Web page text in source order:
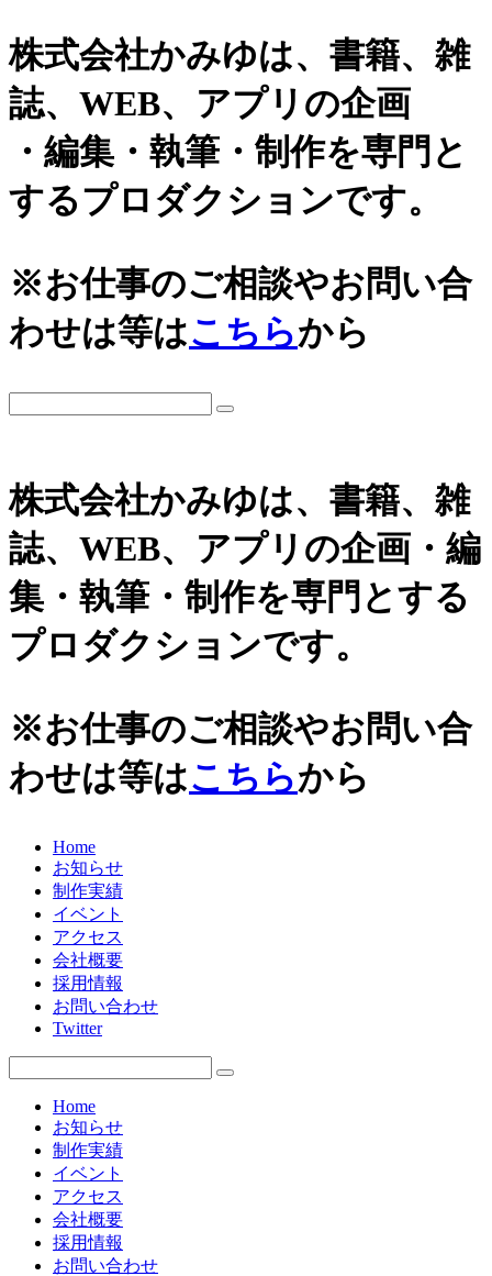
株式会社かみゆは、書籍、雑
誌、WEB、アプリの企画
・編集・執筆・制作を専門と
するプロダクションです。
※お仕事のご相談やお問い合
わせは等はこちらから
株式会社かみゆは、書籍、雑
誌、WEB、アプリの企画・編
集・執筆・制作を専門とする
プロダクションです。
※お仕事のご相談やお問い合
わせは等はこちらから
Home
お知らせ
制作実績
イベント
アクセス
会社概要
採用情報
お問い合わせ
Twitter
Home
お知らせ
制作実績
イベント
アクセス
会社概要
採用情報
お問い合わせ
城
日本史通史
大河ドラマ、テレビ・映画関連
史跡ガイド
その他歴史関連
美術史、絵画、アート
宗教、神話、神社仏閣
日本文化、民俗
天皇制
広報誌、新聞媒体
ウェブ媒体
その他いろいろ
エンタメ・トレンド
2026年
2022年
2021年
2020年
2019年
2018年
2016年
2015年
2009年